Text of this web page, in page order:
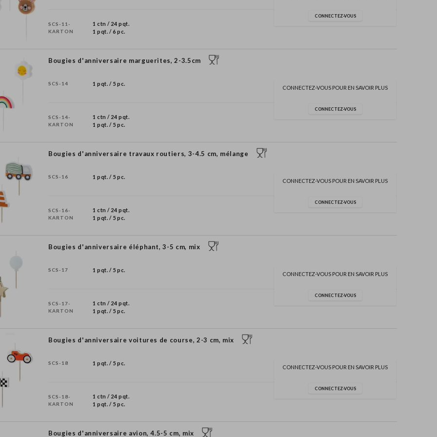
SCS-11-
KARTON
1 ctn / 24 pqt.
1 pqt. / 6 pc.
CONNECTEZ-VOUS
Bougies d'anniversaire marguerites, 2-3.5cm
SCS-14 1 pqt. / 5 pc.
SCS-14-
KARTON
1 ctn / 24 pqt.
1 pqt. / 5 pc.
CONNECTEZ-VOUS POUR EN SAVOIR PLUS
CONNECTEZ-VOUS
Bougies d'anniversaire travaux routiers, 3-4.5 cm, mélange
SCS-16 1 pqt. / 5 pc.
SCS-16-
KARTON
1 ctn / 24 pqt.
1 pqt. / 5 pc.
CONNECTEZ-VOUS POUR EN SAVOIR PLUS
CONNECTEZ-VOUS
Bougies d'anniversaire éléphant, 3-5 cm, mix
SCS-17 1 pqt. / 5 pc.
SCS-17-
KARTON
1 ctn / 24 pqt.
1 pqt. / 5 pc.
CONNECTEZ-VOUS POUR EN SAVOIR PLUS
CONNECTEZ-VOUS
Bougies d'anniversaire voitures de course, 2-3 cm, mix
SCS-18 1 pqt. / 5 pc.
SCS-18-
KARTON
1 ctn / 24 pqt.
1 pqt. / 5 pc.
CONNECTEZ-VOUS POUR EN SAVOIR PLUS
CONNECTEZ-VOUS
Bougies d'anniversaire avion, 4.5-5 cm, mix